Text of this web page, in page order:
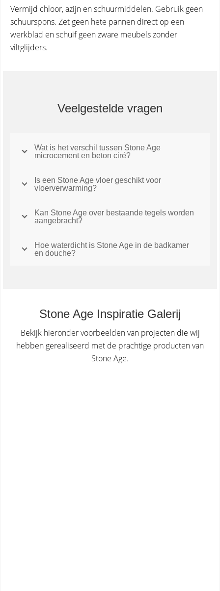
Vermijd chloor, azijn en schuurmiddelen. Gebruik geen
schuurspons. Zet geen hete pannen direct op een
werkblad en schuif geen zware meubels zonder
viltglijders.
Veelgestelde vragen
Wat is het verschil tussen Stone Age
microcement en beton ciré?
Is een Stone Age vloer geschikt voor
vloerverwarming?
Kan Stone Age over bestaande tegels worden
aangebracht?
Hoe waterdicht is Stone Age in de badkamer
en douche?
Stone Age Inspiratie Galerij
Bekijk hieronder voorbeelden van projecten die wij
hebben gerealiseerd met de prachtige producten van
Stone Age.